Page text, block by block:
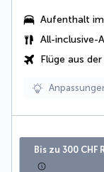
Aufenthalt
All-inclusive-
Flüge aus
Bis zu 300 CHF